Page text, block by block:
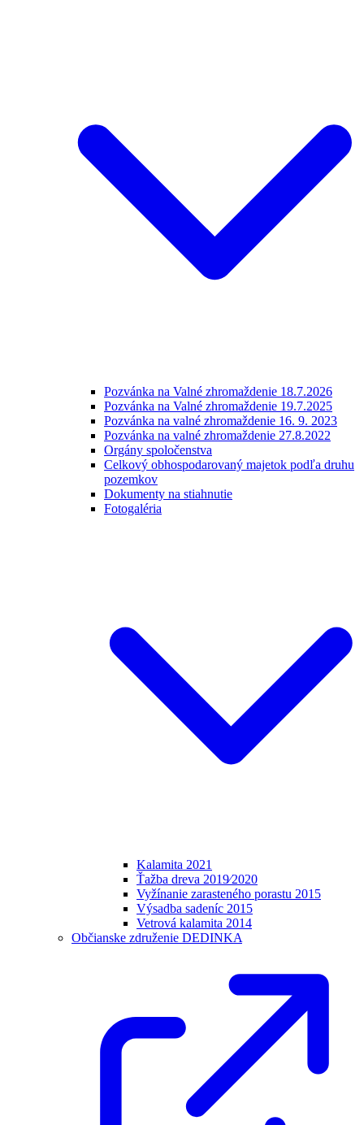
Pozvánka na Valné zhromaždenie 18.7.2026
Pozvánka na Valné zhromaždenie 19.7.2025
Pozvánka na valné zhromaždenie 16. 9. 2023
Pozvánka na valné zhromaždenie 27.8.2022
Orgány spoločenstva
Celkový obhospodarovaný majetok podľa druhu
pozemkov
Dokumenty na stiahnutie
Fotogaléria
Kalamita 2021
Ťažba dreva 2019⁄2020
Vyžínanie zarasteného porastu 2015
Výsadba sadeníc 2015
Vetrová kalamita 2014
Občianske združenie DEDINKA